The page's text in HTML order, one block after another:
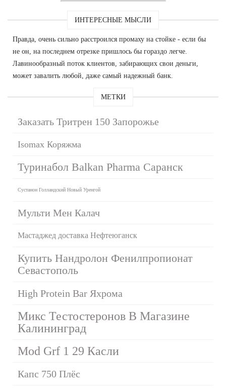
ИНТЕРЕСНЫЕ МЫСЛИ
Правда, очень сильно расстроился промаху на стойке - если бы
не он, на последнем отрезке пришлось бы гораздо легче.
Лавинообразный поток клиентов, забирающих свои деньги,
может завалить любой, даже самый надежный банк.
МЕТКИ
Заказать Тритрен 150 Запорожье
Isomax Коряжма
Туринабол Balkan Pharma Саранск
Сустанон Голландский Новый Уренгой
Мульти Мен Калач
Мастаджед доставка Нефтеюганск
Купить Нандролон Фенилпропионат
Севастополь
High Protein Bar Яхрома
Микс Тестостеронов В Магазине
Калининград
Mod Grf 1 29 Касли
Капс 750 Плёс